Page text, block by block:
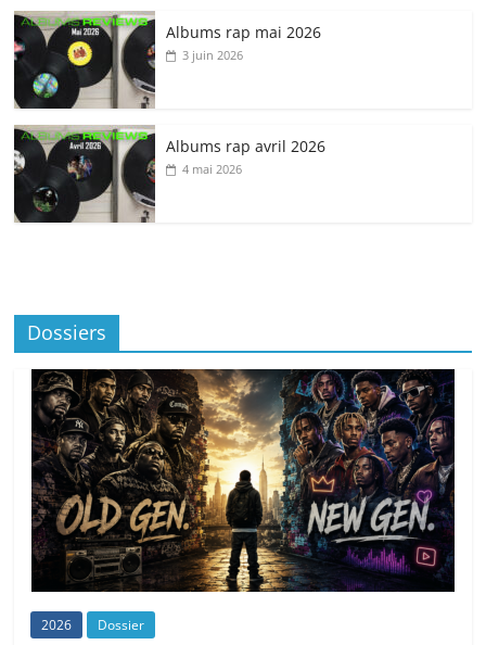
Albums rap mai 2026
3 juin 2026
Albums rap avril 2026
4 mai 2026
Dossiers
2026 Dossier